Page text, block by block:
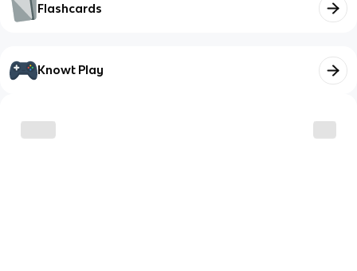
Flashcards
Knowt Play